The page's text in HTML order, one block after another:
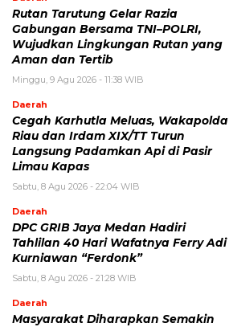
Rutan Tarutung Gelar Razia
Gabungan Bersama TNI–POLRI,
Wujudkan Lingkungan Rutan yang
Aman dan Tertib
Minggu, 9 Agu 2026 - 11:38 WIB
Daerah
Cegah Karhutla Meluas, Wakapolda
Riau dan Irdam XIX/TT Turun
Langsung Padamkan Api di Pasir
Limau Kapas
Sabtu, 8 Agu 2026 - 22:04 WIB
Daerah
DPC GRIB Jaya Medan Hadiri
Tahlilan 40 Hari Wafatnya Ferry Adi
Kurniawan “Ferdonk”
Sabtu, 8 Agu 2026 - 21:28 WIB
Daerah
Masyarakat Diharapkan Semakin